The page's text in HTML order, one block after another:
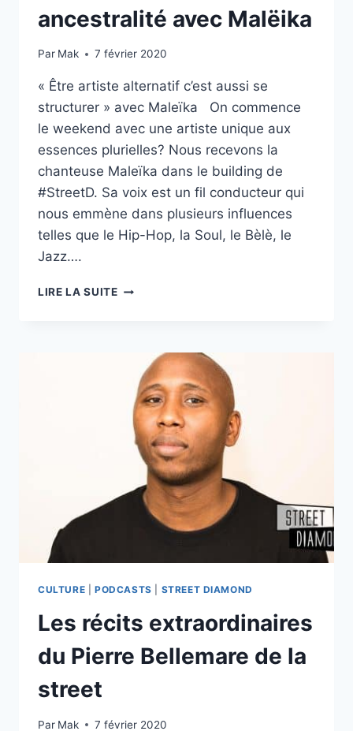
ancestralité avec Malëika
Par Mak 7 février 2020
« Être artiste alternatif c’est aussi se
structurer » avec Maleïka On commence
le weekend avec une artiste unique aux
essences plurielles? Nous recevons la
chanteuse Maleïka dans le building de
#StreetD. Sa voix est un fil conducteur qui
nous emmène dans plusieurs influences
telles que le Hip-Hop, la Soul, le Bèlè, le
Jazz….
LIRE LA SUITECHAQUE
D’ÊTRE
RELAIS
SON
ANCESTRALITÉ
AVEC
MALËIKA
CULTURE PODCASTS STREET DIAMOND
Les récits extraordinaires
du Pierre Bellemare de la
street
Par Mak 7 février 2020